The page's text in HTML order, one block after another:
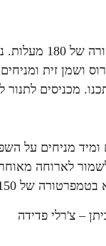
קל להכנה!
ושמן זית
מכניסים
ומיד מניחים על
לשמור לארוחה
מעלות, עד לתחילת הארוחה.
– צ'רלי פדידה